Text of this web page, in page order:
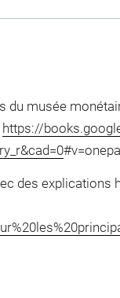
du musée
https://
des explications